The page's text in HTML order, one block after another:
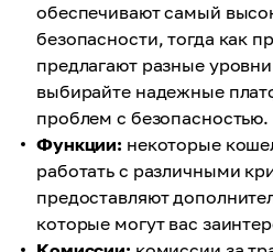
обеспечивают самый
безопасности, тогда как
предлагают разные
выбирайте надежные
проблем с безопасностью.
Функции: некоторые
работать с различными
предоставляют
которые могут вас